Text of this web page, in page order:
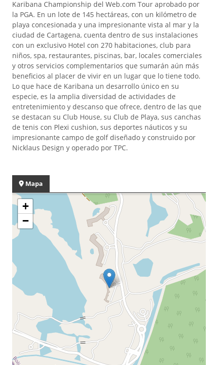
Karibana Championship del Web.com Tour aprobado por
la PGA. En un lote de 145 hectáreas, con un kilómetro de
playa concesionada y una impresionante vista al mar y la
ciudad de Cartagena, cuenta dentro de sus instalaciones
con un exclusivo Hotel con 270 habitaciones, club para
niños, spa, restaurantes, piscinas, bar, locales comerciales
y otros servicios complementarios que sumarán aún más
beneficios al placer de vivir en un lugar que lo tiene todo.
Lo que hace de Karibana un desarrollo único en su
especie, es la amplia diversidad de actividades de
entretenimiento y descanso que ofrece, dentro de las que
se destacan su Club House, su Club de Playa, sus canchas
de tenis con Plexi cushion, sus deportes náuticos y su
impresionante campo de golf diseñado y construido por
Nicklaus Design y operado por TPC.
Mapa
+
−